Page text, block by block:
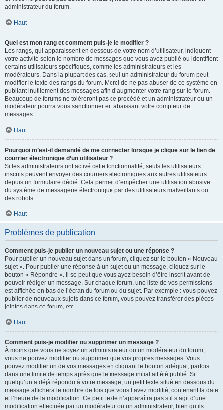
administrateur du forum.
Haut
Quel est mon rang et comment puis-je le modifier ?
Les rangs, qui apparaissent en dessous de votre nom d’utilisateur, indiquent
votre activité selon le nombre de messages que vous avez publié ou identifient
certains utilisateurs spécifiques, comme les administrateurs et les
modérateurs. Dans la plupart des cas, seul un administrateur du forum peut
modifier le texte des rangs du forum. Merci de ne pas abuser de ce système en
publiant inutilement des messages afin d’augmenter votre rang sur le forum.
Beaucoup de forums ne toléreront pas ce procédé et un administrateur ou un
modérateur pourra vous sanctionner en abaissant votre compteur de
messages.
Haut
Pourquoi m’est-il demandé de me connecter lorsque je clique sur le lien de
courrier électronique d’un utilisateur ?
Si les administrateurs ont activé cette fonctionnalité, seuls les utilisateurs
inscrits peuvent envoyer des courriers électroniques aux autres utilisateurs
depuis un formulaire dédié. Cela permet d’empêcher une utilisation abusive
du système de messagerie électronique par des utilisateurs malveillants ou
des robots.
Haut
Problèmes de publication
Comment puis-je publier un nouveau sujet ou une réponse ?
Pour publier un nouveau sujet dans un forum, cliquez sur le bouton « Nouveau
sujet ». Pour publier une réponse à un sujet ou un message, cliquez sur le
bouton « Répondre ». Il se peut que vous ayez besoin d’être inscrit avant de
pouvoir rédiger un message. Sur chaque forum, une liste de vos permissions
est affichée en bas de l’écran du forum ou du sujet. Par exemple : vous pouvez
publier de nouveaux sujets dans ce forum, vous pouvez transférer des pièces
jointes dans ce forum, etc.
Haut
Comment puis-je modifier ou supprimer un message ?
À moins que vous ne soyez un administrateur ou un modérateur du forum,
vous ne pouvez modifier ou supprimer que vos propres messages. Vous
pouvez modifier un de vos messages en cliquant le bouton adéquat, parfois
dans une limite de temps après que le message initial ait été publié. Si
quelqu’un a déjà répondu à votre message, un petit texte situé en dessous du
message affichera le nombre de fois que vous l’avez modifié, contenant la date
et l’heure de la modification. Ce petit texte n’apparaîtra pas s’il s’agit d’une
modification effectuée par un modérateur ou un administrateur, bien qu’ils